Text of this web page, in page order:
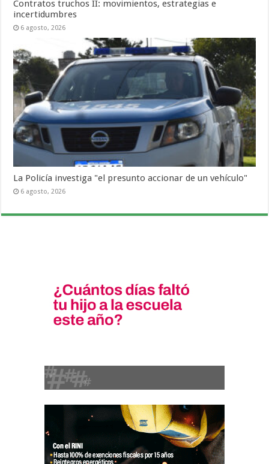
Contratos truchos II: movimientos, estrategias e
incertidumbres
6 agosto, 2026
La Policía investiga "el presunto accionar de un vehículo"
6 agosto, 2026